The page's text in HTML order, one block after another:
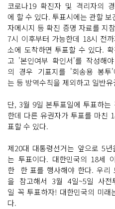
코로나19 확진자 및 격리자의
에 할 수 있다. 투표시에는 관할
자메시지 등 확진 증명 자료를 지
7시 이후부터 가능한데 18시 전
소에 도착하면 투표할 수 있다.
고 '본인여부 확인서'를 작성해
의 경우 기표지를 '회송용 봉
는 등 방역수칙을 제외하고 일반
단, 3월 9일 본투표일에 투표하
한데 다른 유권자가 투표를 마친
표할 수 있다.
제20대 대통령선거는 앞으로 5
는 투표이다. 대한민국의 18세
한 한 표를 행사해야 한다. 우리
을 참고해서 3월 4일~5일 사
일 꼭 투표하자! 대한민국의 미
다.